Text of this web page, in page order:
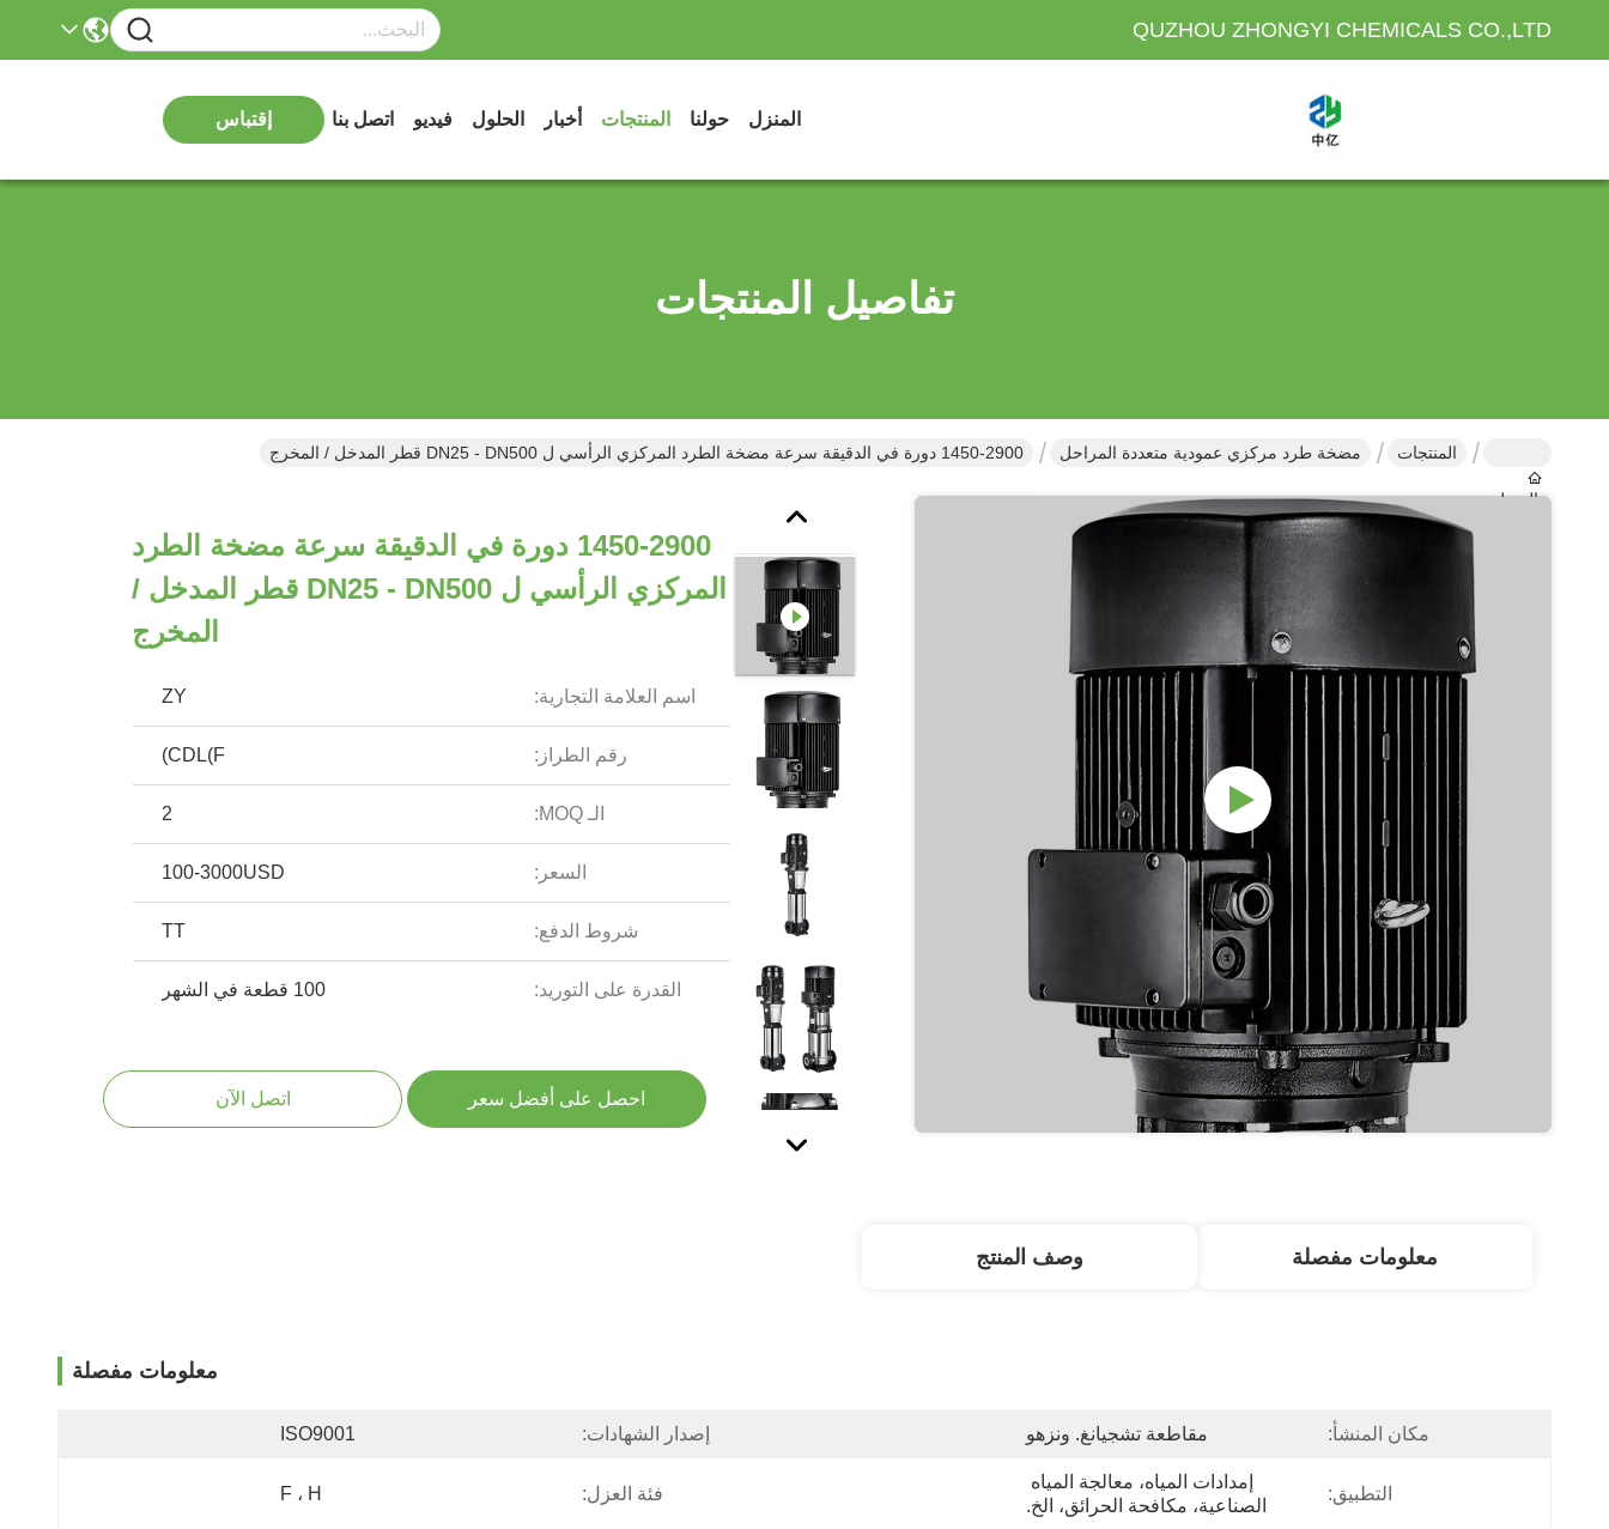
QUZHOU ZHONGYI CHEMICALS CO.,LTD
المنزل حولنا المنتجات أخبار الحلول فيديو اتصل بنا إقتباس
تفاصيل المنتجات
المنزل
المنتجات مضخة طرد مركزي عمودية متعددة المراحل 1450-2900 دورة في الدقيقة سرعة مضخة الطرد المركزي الرأسي ل DN25 - DN500 قطر المدخل / المخرج
1450-2900 دورة في الدقيقة سرعة مضخة الطرد
المركزي الرأسي ل DN25 - DN500 قطر المدخل /
المخرج
اسم العلامة التجارية: ZY
رقم الطراز: CDL(F)
الـ MOQ: 2
السعر: 100-3000USD
شروط الدفع: TT
القدرة على التوريد: 100 قطعة في الشهر
احصل على أفضل سعر اتصل الآن
معلومات مفصلة وصف المنتج
معلومات مفصلة
مكان المنشأ: مقاطعة تشجيانغ. ونزهو إصدار الشهادات: ISO9001
التطبيق:
الصناعية، مكافحة الحرائق، الخ.
فئة العزل: F ، H